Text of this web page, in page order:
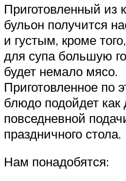
Приготовленный из
бульон получится
и густым, кроме
для супа большую
будет немало мясо.
Приготовленное по
блюдо подойдет как
повседневной
праздничного стола.
Нам понадобятся: